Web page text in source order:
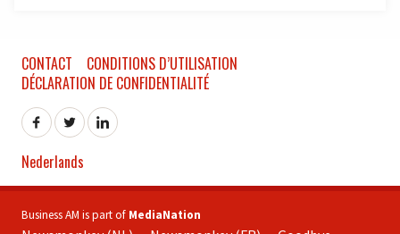
CONTACT
CONDITIONS D’UTILISATION
DÉCLARATION DE CONFIDENTIALITÉ
Nederlands
Business AM is part of MediaNation